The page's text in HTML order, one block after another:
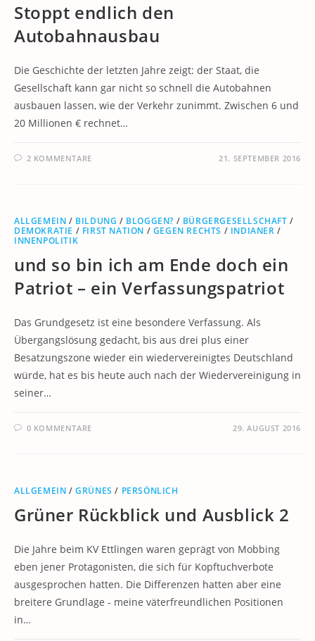
Stoppt endlich den
Autobahnausbau
Die Geschichte der letzten Jahre zeigt: der Staat, die
Gesellschaft kann gar nicht so schnell die Autobahnen
ausbauen lassen, wie der Verkehr zunimmt. Zwischen 6 und
20 Millionen € rechnet…
2 KOMMENTARE 21. SEPTEMBER 2016
ALLGEMEIN / BILDUNG / BLOGGEN? / BÜRGERGESELLSCHAFT /
DEMOKRATIE / FIRST NATION / GEGEN RECHTS / INDIANER /
INNENPOLITIK
und so bin ich am Ende doch ein
Patriot – ein Verfassungspatriot
Das Grundgesetz ist eine besondere Verfassung. Als
Übergangslösung gedacht, bis aus drei plus einer
Besatzungszone wieder ein wiedervereinigtes Deutschland
würde, hat es bis heute auch nach der Wiedervereinigung in
seiner…
0 KOMMENTARE 29. AUGUST 2016
ALLGEMEIN /GRÜNES / PERSÖNLICH
Grüner Rückblick und Ausblick 2
Die Jahre beim KV Ettlingen waren geprägt von Mobbing
eben jener Protagonisten, die sich für Kopftuchverbote
ausgesprochen hatten. Die Differenzen hatten aber eine
breitere Grundlage - meine väterfreundlichen Positionen
in…